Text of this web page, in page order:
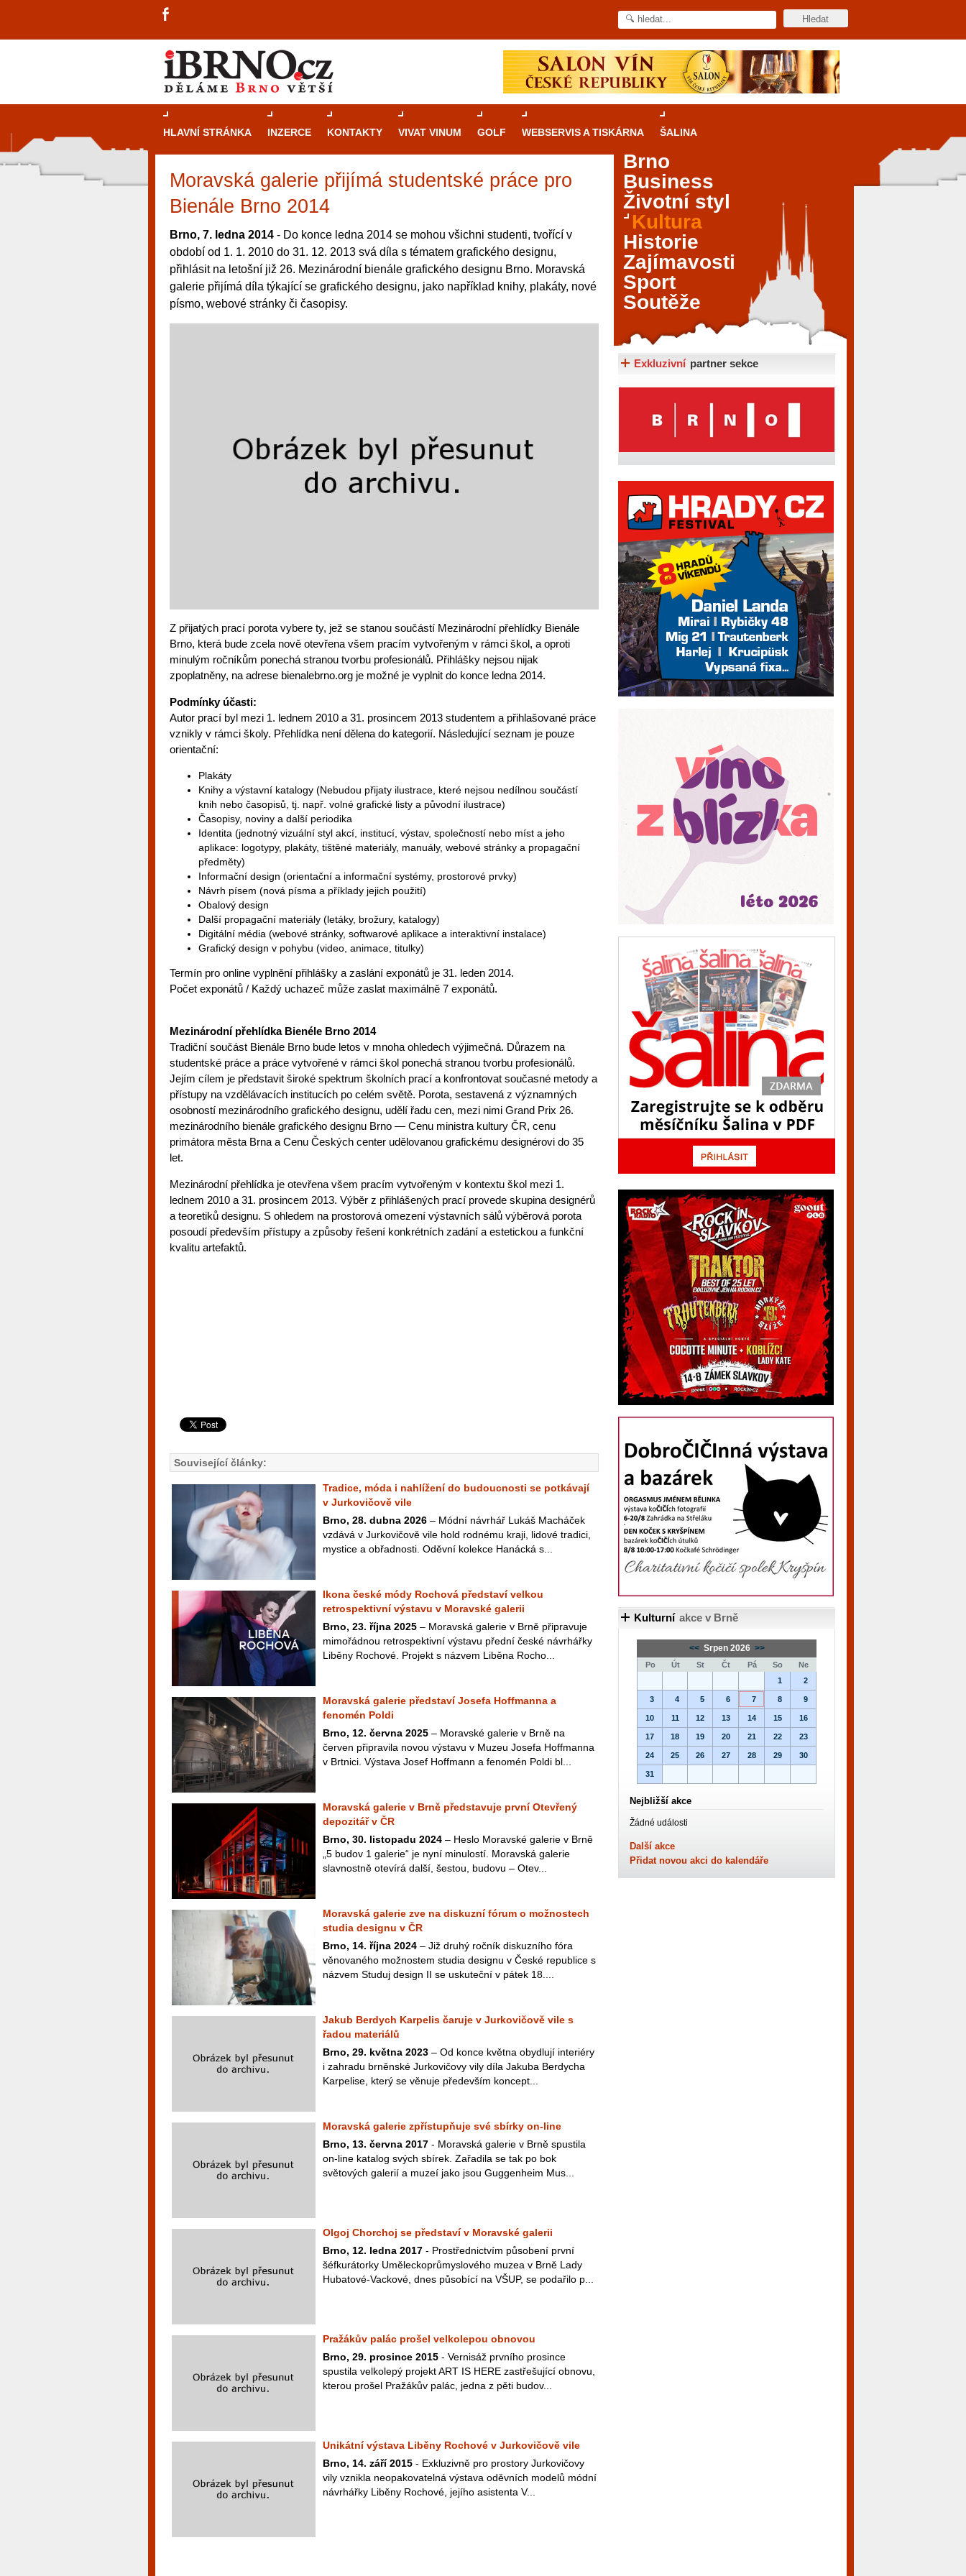
HLAVNÍ STRÁNKA INZERCE KONTAKTY VIVAT VINUM GOLF WEBSERVIS A TISKÁRNA ŠALINA
Moravská galerie přijímá studentské práce pro
Bienále Brno 2014
Brno, 7. ledna 2014 - Do konce ledna 2014 se mohou všichni studenti, tvořící v
období od 1. 1. 2010 do 31. 12. 2013 svá díla s tématem grafického designu,
přihlásit na letošní již 26. Mezinárodní bienále grafického designu Brno. Moravská
galerie přijímá díla týkající se grafického designu, jako například knihy, plakáty, nové
písmo, webové stránky či časopisy.
Z přijatých prací porota vybere ty, jež se stanou součástí Mezinárodní přehlídky Bienále
Brno, která bude zcela nově otevřena všem pracím vytvořeným v rámci škol, a oproti
minulým ročníkům ponechá stranou tvorbu profesionálů. Přihlášky nejsou nijak
zpoplatněny, na adrese bienalebrno.org je možné je vyplnit do konce ledna 2014.
Podmínky účasti:
Autor prací byl mezi 1. lednem 2010 a 31. prosincem 2013 studentem a přihlašované práce
vznikly v rámci školy. Přehlídka není dělena do kategorií. Následující seznam je pouze
orientační:
Plakáty
Knihy a výstavní katalogy (Nebudou přijaty ilustrace, které nejsou nedílnou součástí
knih nebo časopisů, tj. např. volné grafické listy a původní ilustrace)
Časopisy, noviny a další periodika
Identita (jednotný vizuální styl akcí, institucí, výstav, společností nebo míst a jeho
aplikace: logotypy, plakáty, tištěné materiály, manuály, webové stránky a propagační
předměty)
Informační design (orientační a informační systémy, prostorové prvky)
Návrh písem (nová písma a příklady jejich použití)
Obalový design
Další propagační materiály (letáky, brožury, katalogy)
Digitální média (webové stránky, softwarové aplikace a interaktivní instalace)
Grafický design v pohybu (video, animace, titulky)
Termín pro online vyplnění přihlášky a zaslání exponátů je 31. leden 2014.
Počet exponátů / Každý uchazeč může zaslat maximálně 7 exponátů.
Mezinárodní přehlídka Bienéle Brno 2014
Tradiční součást Bienále Brno bude letos v mnoha ohledech výjimečná. Důrazem na
studentské práce a práce vytvořené v rámci škol ponechá stranou tvorbu profesionálů.
Jejím cílem je představit široké spektrum školních prací a konfrontovat současné metody a
přístupy na vzdělávacích institucích po celém světě. Porota, sestavená z významných
osobností mezinárodního grafického designu, udělí řadu cen, mezi nimi Grand Prix 26.
mezinárodního bienále grafického designu Brno — Cenu ministra kultury ČR, cenu
primátora města Brna a Cenu Českých center udělovanou grafickému designérovi do 35
let.
Mezinárodní přehlídka je otevřena všem pracím vytvořeným v kontextu škol mezi 1.
lednem 2010 a 31. prosincem 2013. Výběr z přihlášených prací provede skupina designérů
a teoretiků designu. S ohledem na prostorová omezení výstavních sálů výběrová porota
posoudí především přístupy a způsoby řešení konkrétních zadání a estetickou a funkční
kvalitu artefaktů.
Související články:
Tradice, móda i nahlížení do budoucnosti se potkávají
v Jurkovičově vile
Brno, 28. dubna 2026 – Módní návrhář Lukáš Macháček
vzdává v Jurkovičově vile hold rodnému kraji, lidové tradici,
mystice a obřadnosti. Oděvní kolekce Hanácká s...
Ikona české módy Rochová představí velkou
retrospektivní výstavu v Moravské galerii
Brno, 23. října 2025 – Moravská galerie v Brně připravuje
mimořádnou retrospektivní výstavu přední české návrhářky
Liběny Rochové. Projekt s názvem Liběna Rocho...
Moravská galerie představí Josefa Hoffmanna a
fenomén Poldi
Brno, 12. června 2025 – Moravské galerie v Brně na
červen připravila novou výstavu v Muzeu Josefa Hoffmanna
v Brtnici. Výstava Josef Hoffmann a fenomén Poldi bl...
Moravská galerie v Brně představuje první Otevřený
depozitář v ČR
Brno, 30. listopadu 2024 – Heslo Moravské galerie v Brně
„5 budov 1 galerie“ je nyní minulostí. Moravská galerie
slavnostně otevírá další, šestou, budovu – Otev...
Moravská galerie zve na diskuzní fórum o možnostech
studia designu v ČR
Brno, 14. října 2024 – Již druhý ročník diskuzního fóra
věnovaného možnostem studia designu v České republice s
názvem Studuj design II se uskuteční v pátek 18....
Jakub Berdych Karpelis čaruje v Jurkovičově vile s
řadou materiálů
Brno, 29. května 2023 – Od konce května obydlují interiéry
i zahradu brněnské Jurkovičovy vily díla Jakuba Berdycha
Karpelise, který se věnuje především koncept...
Moravská galerie zpřístupňuje své sbírky on-line
Brno, 13. června 2017 - Moravská galerie v Brně spustila
on-line katalog svých sbírek. Zařadila se tak po bok
světových galerií a muzeí jako jsou Guggenheim Mus...
Olgoj Chorchoj se představí v Moravské galerii
Brno, 12. ledna 2017 - Prostřednictvím působení první
šéfkurátorky Uměleckoprůmyslového muzea v Brně Lady
Hubatové-Vackové, dnes působící na VŠUP, se podařilo p...
Pražákův palác prošel velkolepou obnovou
Brno, 29. prosince 2015 - Vernisáž prvního prosince
spustila velkolepý projekt ART IS HERE zastřešující obnovu,
kterou prošel Pražákův palác, jedna z pěti budov...
Unikátní výstava Liběny Rochové v Jurkovičově vile
Brno, 14. září 2015 - Exkluzivně pro prostory Jurkovičovy
vily vznikla neopakovatelná výstava oděvních modelů módní
návrhářky Liběny Rochové, jejího asistenta V...
Průvodce kasinovými hrami v Brně: Od
Brno je městem známým pro zajímavé památky, skvělé
restaurace, divadla a univerzity. Mimo jiné je ale také
místem, kde si můžete legálně a bezpečně vyzkoušet
různé kasinové hry. V neustále kvetoucí moravské
metropoli naleznete širokou nabídku her od klasické
Brno
Business
Životní styl
Kultura
Historie
Zajímavosti
Sport
Soutěže
Exkluzivní partner sekce
Kulturní akce v Brně
<< Srpen 2026 >>
Po Út St Čt Pá So
Ne
1
2
3 4 5 6 7 8 9
10 11 12 13 14 15 16
17 18 19 20 21 22 23
24 25 26 27 28 29 30
31
Nejbližší akce
Žádné události
Další akce
Přidat novou akci do kalendáře